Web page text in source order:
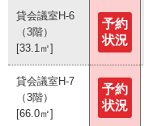
貸会議室H-6
（3階）
[33.1㎡]
予約
状況
貸会議室H-7
（3階）
[66.0㎡]
予約
状況
貸会議室H-6
（3階）
[33.1㎡]
予約
状況
貸会議室H-7
（3階）
[66.0㎡]
予約
状況